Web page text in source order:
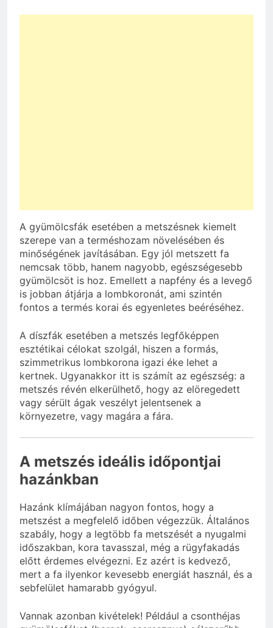
A gyümölcsfák esetében a metszésnek kiemelt
szerepe van a terméshozam növelésében és
minőségének javításában. Egy jól metszett fa
nemcsak több, hanem nagyobb, egészségesebb
gyümölcsöt is hoz. Emellett a napfény és a levegő
is jobban átjárja a lombkoronát, ami szintén
fontos a termés korai és egyenletes beéréséhez.
A díszfák esetében a metszés legfőképpen
esztétikai célokat szolgál, hiszen a formás,
szimmetrikus lombkorona igazi éke lehet a
kertnek. Ugyanakkor itt is számít az egészség: a
metszés révén elkerülhető, hogy az elöregedett
vagy sérült ágak veszélyt jelentsenek a
környezetre, vagy magára a fára.
A metszés ideális időpontjai
hazánkban
Hazánk klímájában nagyon fontos, hogy a
metszést a megfelelő időben végezzük. Általános
szabály, hogy a legtöbb fa metszését a nyugalmi
időszakban, kora tavasszal, még a rügyfakadás
előtt érdemes elvégezni. Ez azért is kedvező,
mert a fa ilyenkor kevesebb energiát használ, és a
sebfelület hamarabb gyógyul.
Vannak azonban kivételek! Például a csonthéjas